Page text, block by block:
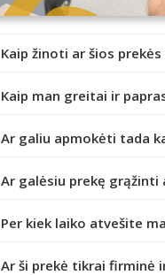
Kaip žinoti ar šios
Kaip man greitai ir
Ar galiu apmokėti tada
Ar galėsiu prekę
Per kiek laiko atvešite
Ar ši prekė tikrai firminė